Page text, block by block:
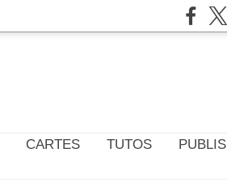
CARTES TUTOS PUBLIS